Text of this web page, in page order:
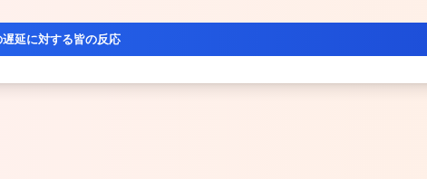
延に対する皆の反応